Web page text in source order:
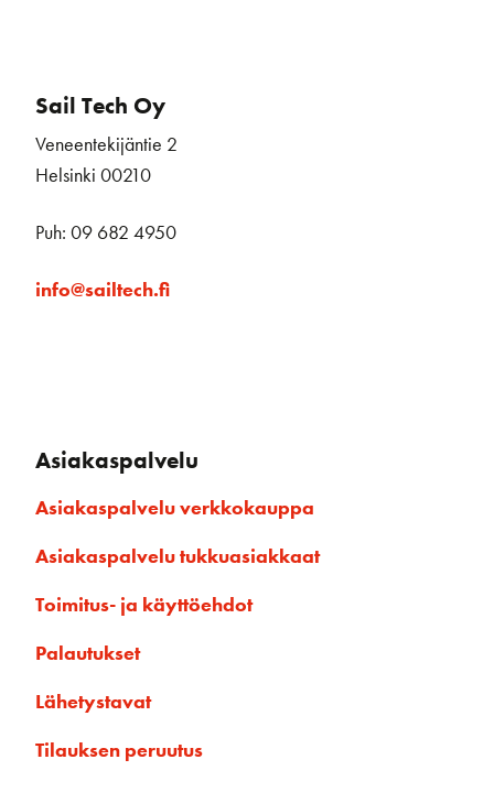
Sail Tech Oy
Veneentekijäntie 2
Helsinki 00210
Puh: 09 682 4950
info@sailtech.fi
Asiakaspalvelu
Asiakaspalvelu verkkokauppa
Asiakaspalvelu tukkuasiakkaat
Toimitus- ja käyttöehdot
Palautukset
Lähetystavat
Tilauksen peruutus